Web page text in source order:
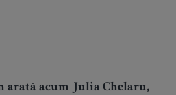
arată acum Julia Chelaru,